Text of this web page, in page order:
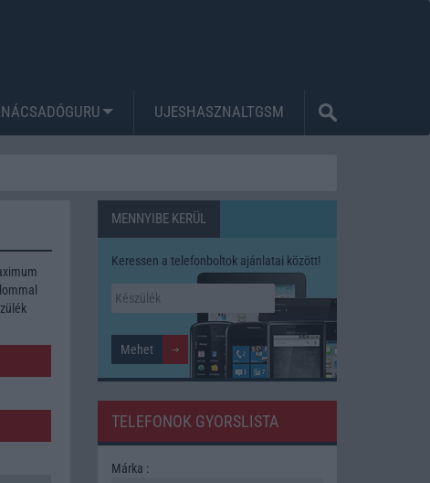
UJESHASZNALTGSM
MENNYIBE KERÜL
Keressen a telefonboltok ajánlatai között!
TELEFONOK GYORSLISTA
Márka :